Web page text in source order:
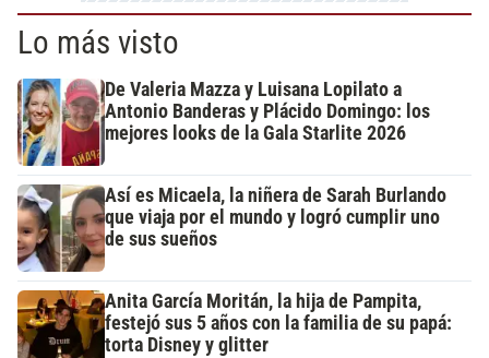
Lo más visto
De Valeria Mazza y Luisana Lopilato a
Antonio Banderas y Plácido Domingo: los
mejores looks de la Gala Starlite 2026
Así es Micaela, la niñera de Sarah Burlando
que viaja por el mundo y logró cumplir uno
de sus sueños
Anita García Moritán, la hija de Pampita,
festejó sus 5 años con la familia de su papá:
torta Disney y glitter